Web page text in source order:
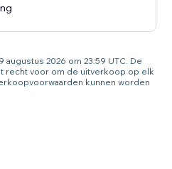
2026 om 23:59 UTC. De
recht voor om de uitverkoop op elk
kunnen worden